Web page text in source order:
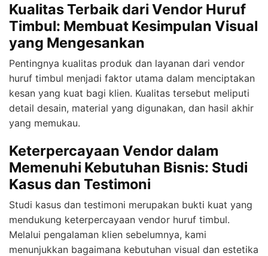
Kualitas Terbaik dari Vendor Huruf
Timbul: Membuat Kesimpulan Visual
yang Mengesankan
Pentingnya kualitas produk dan layanan dari vendor
huruf timbul menjadi faktor utama dalam menciptakan
kesan yang kuat bagi klien. Kualitas tersebut meliputi
detail desain, material yang digunakan, dan hasil akhir
yang memukau.
Keterpercayaan Vendor dalam
Memenuhi Kebutuhan Bisnis: Studi
Kasus dan Testimoni
Studi kasus dan testimoni merupakan bukti kuat yang
mendukung keterpercayaan vendor huruf timbul.
Melalui pengalaman klien sebelumnya, kami
menunjukkan bagaimana kebutuhan visual dan estetika